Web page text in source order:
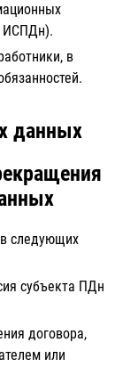
ИСПДн).
в
данных
следующих
субъекта ПДн
договора,
или